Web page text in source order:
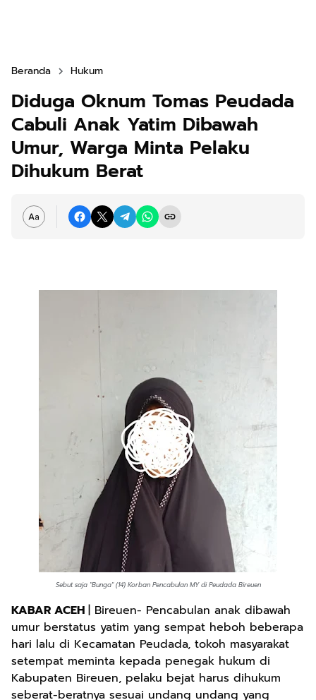
Beranda Hukum
Diduga Oknum Tomas Peudada
Cabuli Anak Yatim Dibawah
Umur, Warga Minta Pelaku
Dihukum Berat
Sebut saja "Bunga" (14) Korban Pencabulan MY di Peudada Bireuen
KABAR ACEH | Bireuen- Pencabulan anak dibawah
umur berstatus yatim yang sempat heboh beberapa
hari lalu di Kecamatan Peudada, tokoh masyarakat
setempat meminta kepada penegak hukum di
Kabupaten Bireuen, pelaku bejat harus dihukum
seberat-beratnya sesuai undang undang yang